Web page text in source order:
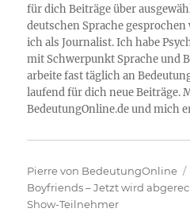
für dich Beiträge über
deutschen Sprache gesprochen
ich als Journalist. Ich habe
mit Schwerpunkt Sprache und
arbeite fast täglich an
laufend für dich neue Beiträge.
BedeutungOnline.de und mich
Autor
Pierre von BedeutungOnline
Boyfriends – Jetzt wird
Show-Teilnehmer